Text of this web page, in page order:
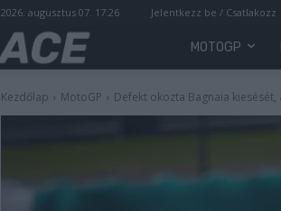
2026. augusztus 07. 17:26 Jelentkezz be / Csatlakozz
MOTOGP
Kezdőlap MotoGP Defekt okozta Bagnaia